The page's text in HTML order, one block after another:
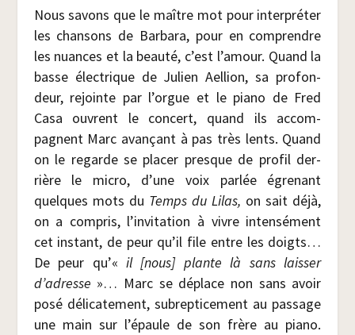
Nous savons que le maître mot pour inter­pré­ter
les chan­sons de Bar­ba­ra, pour en com­prendre
les nuances et la beau­té, c’est l’amour. Quand la
basse élec­trique de Julien Ael­lion, sa pro­fon­
deur, rejointe par l’orgue et le pia­no de Fred
Casa ouvrent le concert, quand ils accom­
pagnent Marc avan­çant à pas très lents. Quand
on le regarde se pla­cer presque de pro­fil der­
rière le micro, d’une voix par­lée égre­nant
quelques mots du Temps du Lilas, on sait déjà,
on a com­pris, l’invitation à vivre inten­sé­ment
cet ins­tant, de peur qu’il file entre les doigts…
De peur qu’«il [nous] plante là sans lais­ser
d’adresse »… Marc se déplace non sans avoir
posé déli­ca­te­ment, subrep­ti­ce­ment au pas­sage
une main sur l’épaule de son frère au pia­no.